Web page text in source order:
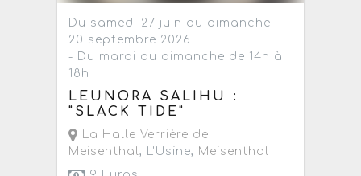
Du samedi 27 juin au dimanche
20 septembre 2026
- Du mardi au dimanche de 14h à
18h
LEUNORA SALIHU :
"SLACK TIDE"
La Halle Verrière de
Meisenthal, L'Usine, Meisenthal